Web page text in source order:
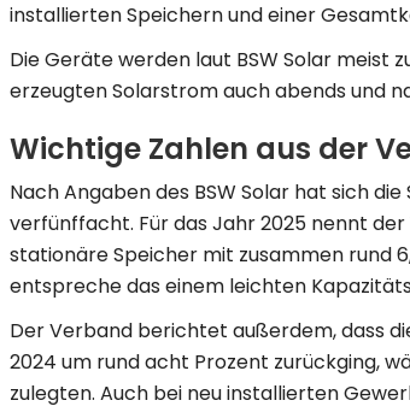
installierten Speichern und einer
Die Geräte werden laut BSW Solar meist
erzeugten Solarstrom auch abends und
Wichtige Zahlen aus der
Nach Angaben des BSW Solar hat sich
verfünffacht. Für das Jahr 2025 nennt
stationäre Speicher mit zusammen rund
entspreche das einem leichten
Der Verband berichtet außerdem, dass
2024 um rund acht Prozent zurückging,
zulegten. Auch bei neu installierten